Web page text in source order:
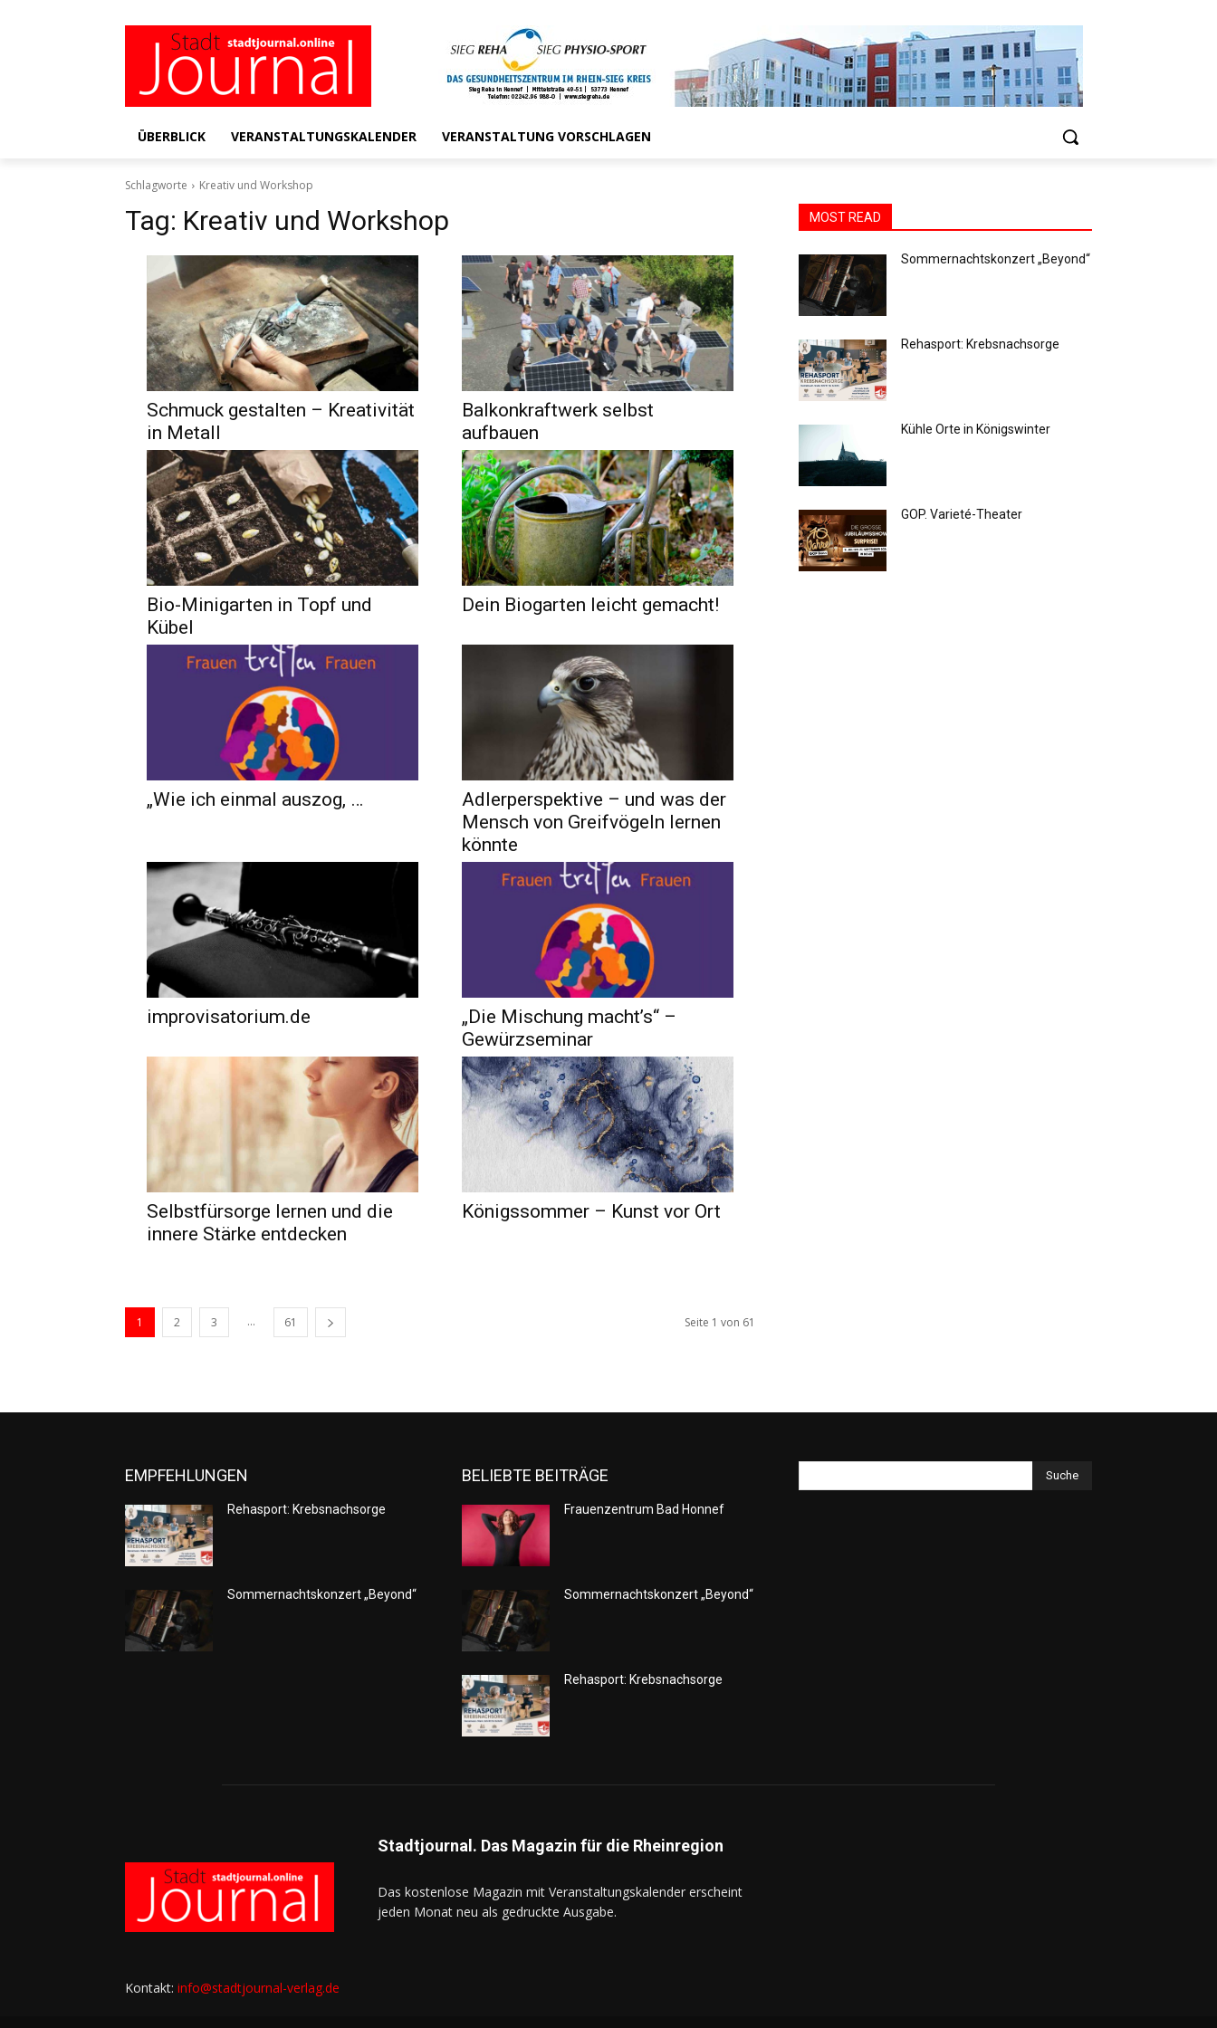
ÜBERBLICK VERANSTALTUNGSKALENDER VERANSTALTUNG VORSCHLAGEN
Schlagworte Kreativ und Workshop
Tag: Kreativ und Workshop
Schmuck gestalten – Kreativität
in Metall
Balkonkraftwerk selbst
aufbauen
Bio-Minigarten in Topf und
Kübel
Dein Biogarten leicht gemacht!
„Wie ich einmal auszog, …
Adlerperspektive – und was der
Mensch von Greifvögeln lernen
könnte
improvisatorium.de
„Die Mischung macht’s“ –
Gewürzseminar
Selbstfürsorge lernen und die
innere Stärke entdecken
Königssommer – Kunst vor Ort
1 2 3 ... 61 Seite 1 von 61
MOST READ
Sommernachtskonzert „Beyond“
Rehasport: Krebsnachsorge
Kühle Orte in Königswinter
GOP. Varieté-Theater
EMPFEHLUNGEN
Rehasport: Krebsnachsorge
Sommernachtskonzert „Beyond“
BELIEBTE BEITRÄGE
Frauenzentrum Bad Honnef
Sommernachtskonzert „Beyond“
Rehasport: Krebsnachsorge
Suche
Stadtjournal. Das Magazin für die Rheinregion
Das kostenlose Magazin mit Veranstaltungskalender erscheint
jeden Monat neu als gedruckte Ausgabe.
Kontakt: info@stadtjournal-verlag.de